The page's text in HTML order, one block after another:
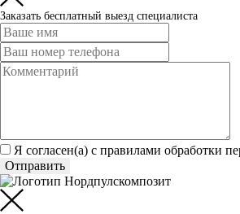
Заказать бесплатный выезд специалиста
Я согласен(а) c правилами обработки
Отправить